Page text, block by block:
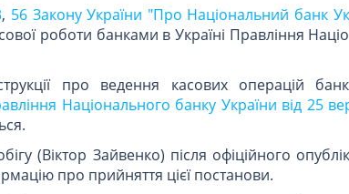
, 56 Закону України "Про Національний банк
роботи банками в Україні Правління
про ведення касових операцій
Національного банку України від 25
(Віктор Зайвенко) після офіційного
про прийняття цієї постанови.